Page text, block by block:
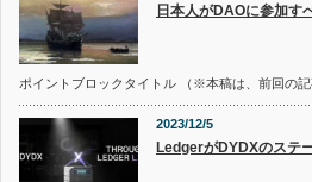
日本人がDAOに参加す
ポイントブロックタイトル （※本稿は、前回の
2023/12/5
LedgerがDYDXのステ